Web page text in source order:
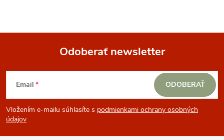
Z
á
p
Odoberať newsletter
Email
Vložením e-mailu súhlasíte s podmienkami ochrany osobných
údajov
ODOBERAŤ